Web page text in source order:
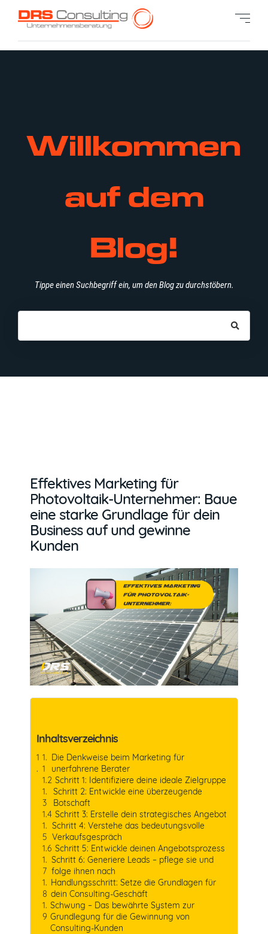
Willkommen
auf dem
Blog!
Tippe einen Suchbegriff ein, um den Blog zu durchstöbern.
Effektives Marketing für
Photovoltaik-Unternehmer: Baue
eine starke Grundlage für dein
Business auf und gewinne
Kunden
Inhaltsverzeichnis
Die Denkweise beim Marketing für
unerfahrene Berater
Schritt 1: Identifiziere deine ideale Zielgruppe
Schritt 2: Entwickle eine überzeugende
Botschaft
Schritt 3: Erstelle dein strategisches Angebot
Schritt 4: Verstehe das bedeutungsvolle
Verkaufsgespräch
Schritt 5: Entwickle deinen Angebotsprozess
Schritt 6: Generiere Leads – pflege sie und
folge ihnen nach
Handlungsschritt: Setze die Grundlagen für
dein Consulting-Geschäft
Schwung – Das bewährte System zur
Grundlegung für die Gewinnung von
Consulting-Kunden